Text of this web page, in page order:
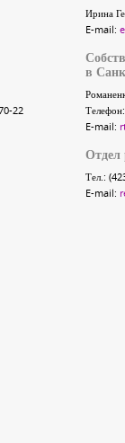
22
Ирина
E-mail:
в
E-mail:
Отдел
Тел.:
E-mail: